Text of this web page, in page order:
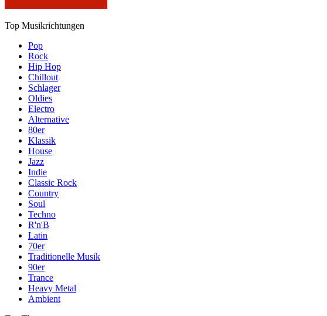
Top Musikrichtungen
Pop
Rock
Hip Hop
Chillout
Schlager
Oldies
Electro
Alternative
80er
Klassik
House
Jazz
Indie
Classic Rock
Country
Soul
Techno
R'n'B
Latin
70er
Traditionelle Musik
90er
Trance
Heavy Metal
Ambient